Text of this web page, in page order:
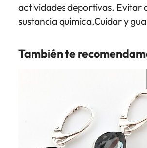
actividades deportivas. Evitar
sustancia química.Cuidar y
También te